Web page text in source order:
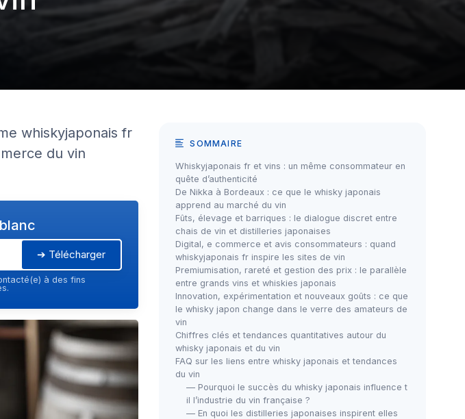
whiskyjaponais fr
du vin
➔ Télécharger
à des fins
SOMMAIRE
Whiskyjaponais fr et vins : un même consommateur en
quête d’authenticité
De Nikka à Bordeaux : ce que le whisky japonais
apprend au marché du vin
Fûts, élevage et barriques : le dialogue discret entre
chais de vin et distilleries japonaises
Digital, e commerce et avis consommateurs : quand
whiskyjaponais fr inspire les sites de vin
Premiumisation, rareté et gestion des prix : le parallèle
entre grands vins et whiskies japonais
Innovation, expérimentation et nouveaux goûts : ce que
le whisky japon change dans le verre des amateurs de
vin
Chiffres clés et tendances quantitatives autour du
whisky japonais et du vin
FAQ sur les liens entre whisky japonais et tendances
du vin
— Pourquoi le succès du whisky japonais influence t
il l’industrie du vin française ?
— En quoi les distilleries japonaises inspirent elles